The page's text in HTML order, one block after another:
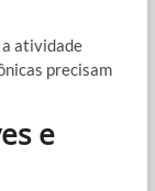
atividade
precisam
e